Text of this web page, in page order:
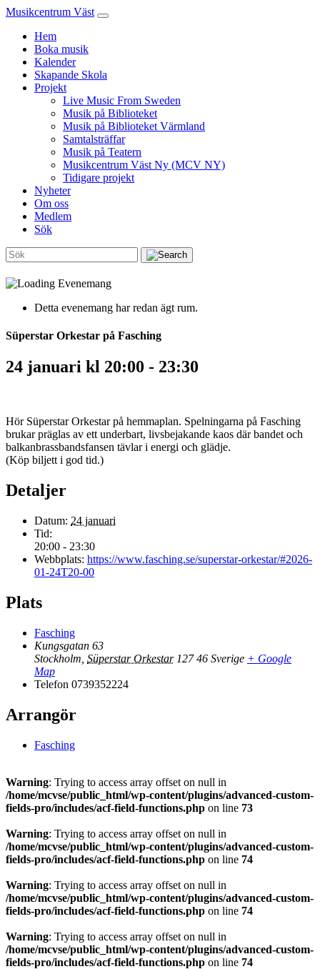
Musikcentrum Väst
Hem
Boka musik
Kalender
Skapande Skola
Projekt
Live Music From Sweden
Musik på Biblioteket
Musik på Biblioteket Värmland
Samtalsträffar
Musik på Teatern
Musikcentrum Väst Ny (MCV NY)
Tidigare projekt
Nyheter
Om oss
Medlem
Sök
Detta evenemang har redan ägt rum.
Süperstar Orkestar på Fasching
24 januari kl 20:00 - 23:30
Hör Süperstar Orkestar på hemmaplan. Spelningarna på Fasching
brukar präglas av ett underbart, livsbejakande kaos där bandet och
balkanbrassbandsfansen tävlar i energi och glädje.
(Köp biljett i god tid.)
Detaljer
Datum: 24 januari
Tid:
20:00 - 23:30
Webbplats: https://www.fasching.se/superstar-orkestar/#2026-
01-24T20-00
Plats
Fasching
Kungsgatan 63
Stockholm Süperstar Orkestar 127 46 Sverige + Google
Map
Telefon 0739352224
Arrangör
Fasching
Warning: Trying to access array offset on null in
/home/mcvse/public_html/wp-content/plugins/advanced-custom-
fields-pro/includes/acf-field-functions.php on line 73
Warning: Trying to access array offset on null in
/home/mcvse/public_html/wp-content/plugins/advanced-custom-
fields-pro/includes/acf-field-functions.php on line 74
Warning: Trying to access array offset on null in
/home/mcvse/public_html/wp-content/plugins/advanced-custom-
fields-pro/includes/acf-field-functions.php on line 74
Warning: Trying to access array offset on null in
/home/mcvse/public_html/wp-content/plugins/advanced-custom-
fields-pro/includes/acf-field-functions.php on line 74